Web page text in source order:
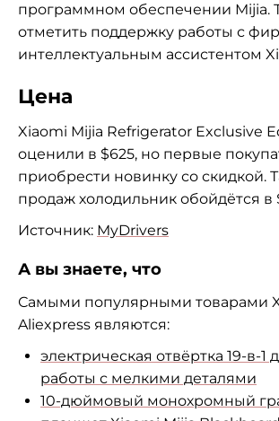
программном обеспечении Mijia.
отметить поддержку работы с
интеллектуальным ассистентом
Цена
Xiaomi Mijia Refrigerator Exclusive
оценили в $625, но первые
приобрести новинку со скидкой.
продаж холодильник обойдётся в
Источник: MyDrivers
А вы знаете, что
Самыми популярными товарами
Aliexpress являются:
электрическая отвёртка 19-в-1
работы с мелкими деталями
10-дюймовый монохромный